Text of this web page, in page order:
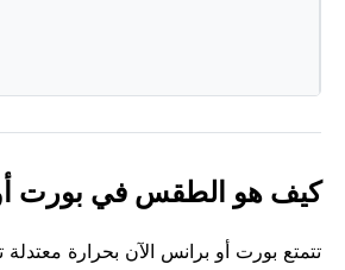
كيف هو الطقس في بورت